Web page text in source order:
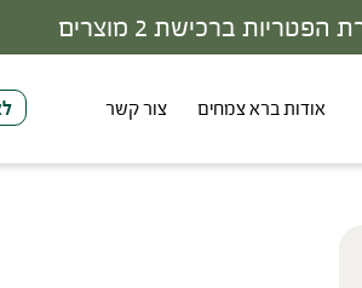
אודות ברא צמחים צור קשר